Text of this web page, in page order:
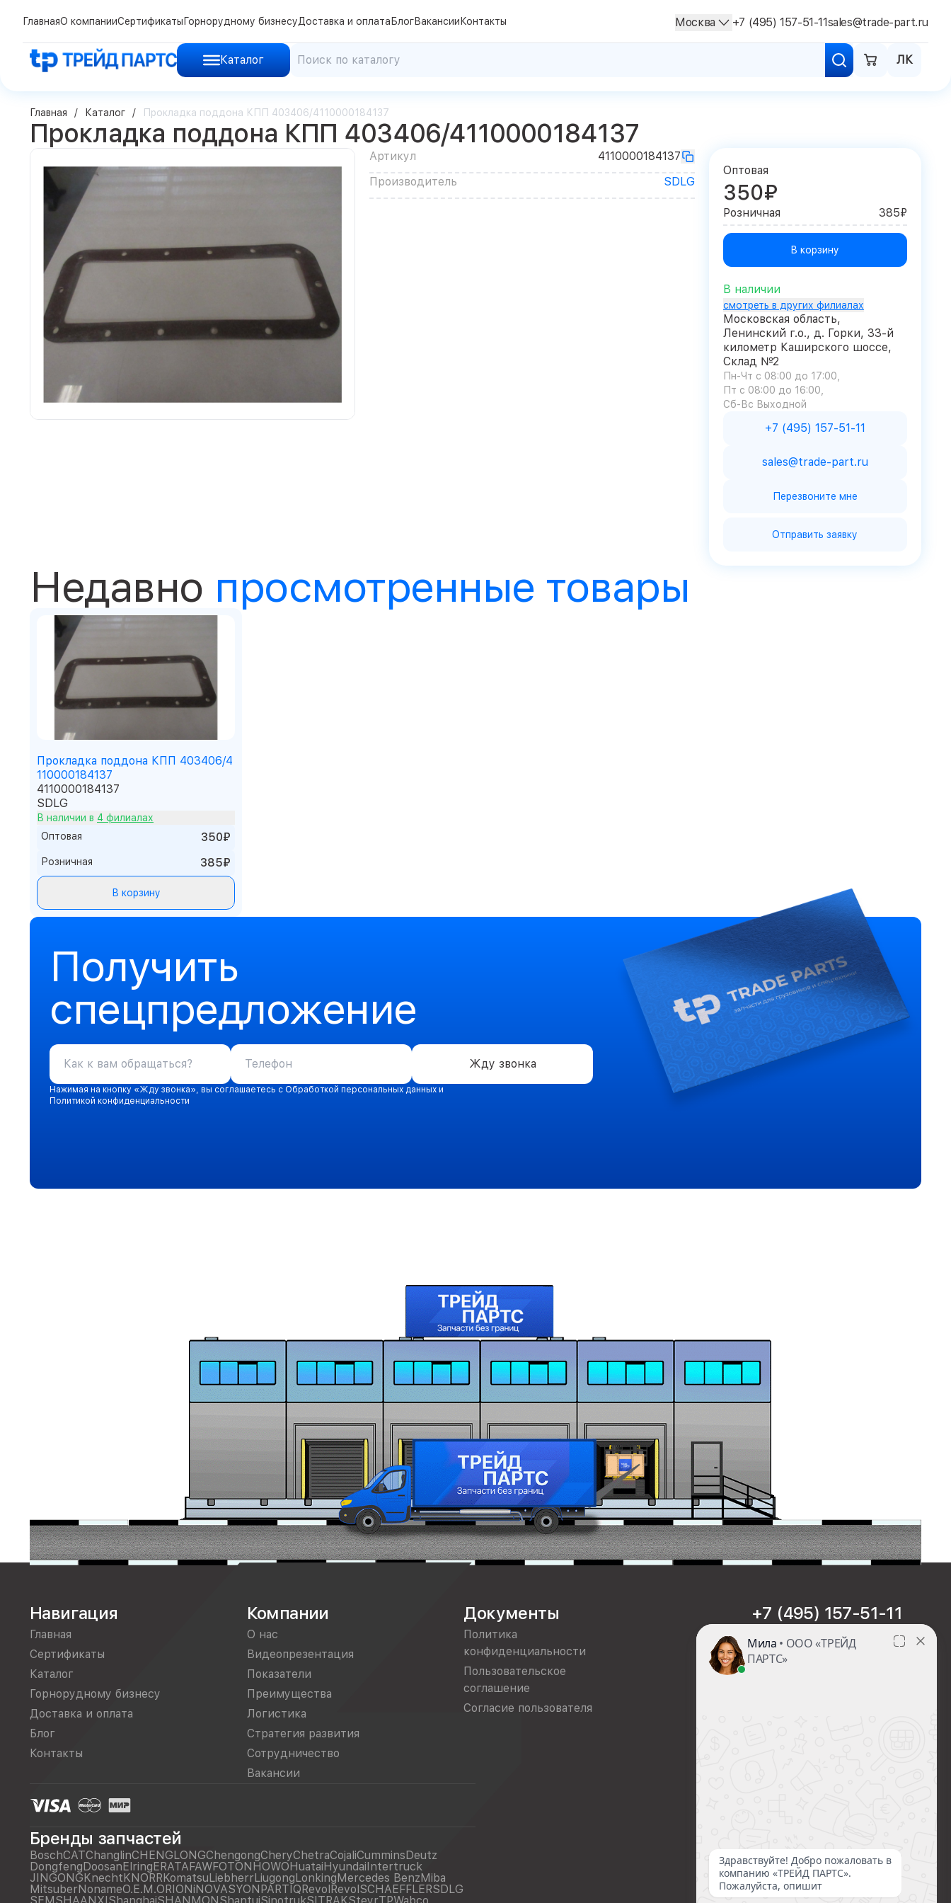
Каталог ЛК
ГлавнаяО компанииСертификаты Горнорудному бизнесуДоставка и оплата БлогВакансии Контакты Москва +7 (495) 157-51-11sales@trade-part.ru
Главная Каталог Прокладка поддона КПП 403406/4110000184137
Прокладка поддона КПП 403406/4110000184137
Артикул
4110000184137
Производитель
SDLG
Оптовая
350₽
Розничная 385₽
В корзину
В наличии
смотреть в других филиалах
Московская область,
Ленинский г.о., д. Горки, 33-й
километр Каширского шоссе,
Склад №2
Пн-Чт с 08:00 до 17:00
Пт с 08:00 до 16:00
Сб-Вс Выходной
+7 (495) 157-51-11
sales@trade-part.ru
Перезвоните мне
Отправить заявку
Недавно просмотренные товары
Прокладка поддона КПП 403406/4
110000184137
4110000184137
SDLG
В наличии в 4 филиалах
Оптовая
350₽
Розничная 385₽
В корзину
Получить
спецпредложение
Жду звонка
Нажимая на кнопку «Жду звонка», вы соглашаетесь с Обработкой персональных данных и
Политикой конфиденциальности
Навигация
Главная
Сертификаты
Каталог
Горнорудному бизнесу
Доставка и оплата
Блог
Контакты
Компании
О нас
Видеопрезентация
Показатели
Преимущества
Логистика
Стратегия развития
Сотрудничество
Вакансии
Документы
Политика
конфиденциальности
Пользовательское
соглашение
Согласие пользователя
+7 (495) 157-51-11
sales@trade-part.ru
Бренды запчастей
BoschCATChanglinCHENGLONGChengongCheryChetraCojaliCumminsDeutz
DongfengDoosanElringERATAFAWFOTONHOWOHuataiHyundaiIntertruck
JINGONGKnechtKNORRKomatsuLiebherrLiugongLonkingMercedes BenzMiba
MitsuberNonameO.E.M.ORIONiNOVASYONPARTIQRevolRevolSCHAEFFLERSDLG